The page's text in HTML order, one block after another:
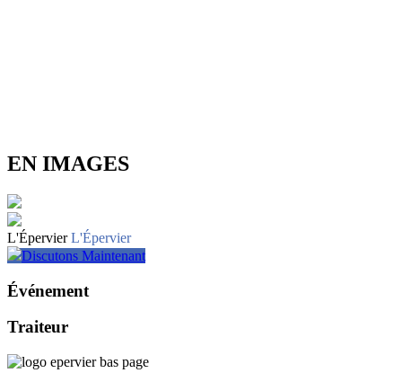
EN IMAGES
L'Épervier L'Épervier
Discutons Maintenant
Événement
Traiteur